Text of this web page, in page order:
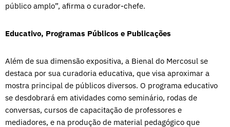
público amplo”, afirma o curador-chefe.
Educativo, Programas Públicos e Publicações
Além de sua dimensão expositiva, a Bienal do Mercosul se
destaca por sua curadoria educativa, que visa aproximar a
mostra principal de públicos diversos. O programa educativo
se desdobrará em atividades como seminário, rodas de
conversas, cursos de capacitação de professores e
mediadores, e na produção de material pedagógico que